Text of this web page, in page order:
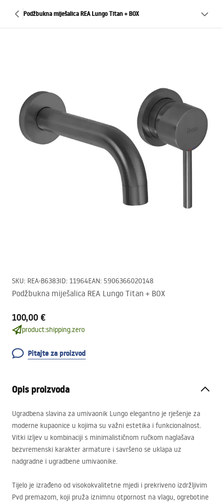
Podžbukna miješalica REA Lungo Titan + BOX
SKU: REA-B6383ID: 11964EAN: 5906366020148
Podžbukna miješalica REA Lungo Titan + BOX
100,00 €
product:shipping.zero
Pitajte za proizvod
Opis proizvoda
Ugradbena slavina za umivaonik Lungo elegantno je rješenje za
moderne kupaonice u kojima su važni estetika i funkcionalnost.
Vitki izljev u kombinaciji s minimalističnom ručkom naglašava
bezvremenski karakter armature i savršeno se uklapa uz
nadgradne i ugradbene umivaonike.
Tijelo je izrađeno od visokokvalitetne mjedi i prekriveno izdržljivim
Pvd premazom, koji pruža iznimnu otpornost na vlagu, ogrebotine